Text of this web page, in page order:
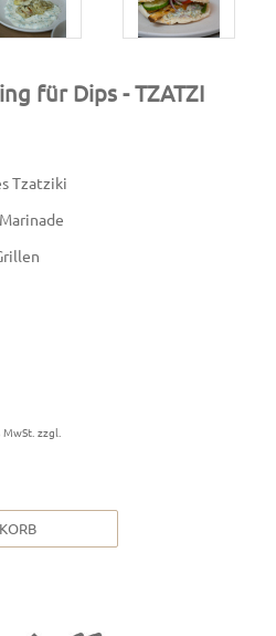
für Dips - TZATZI
Tzatziki
zzgl.